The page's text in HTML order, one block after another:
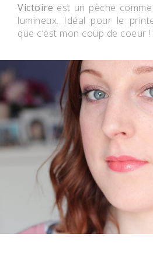
Victoire est un pèche
lumineux. Idéal pour le
que c’est mon coup de coeur !